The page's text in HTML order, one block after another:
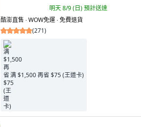
明天 8/9 (日)預計送達
酷澎直售 ∙ WOW免運 ∙ 免費退貨
(271)
满 $1,500 再省 $75 (王道卡)